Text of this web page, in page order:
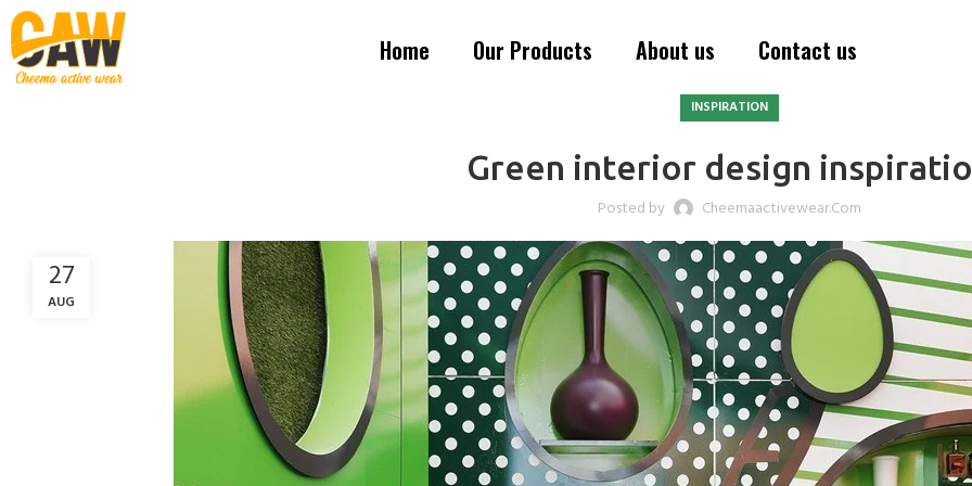
Home Our Products About us Contact us
INSPIRATION
Green interior design
Posted by Cheemaactivewear.com
27
AUG